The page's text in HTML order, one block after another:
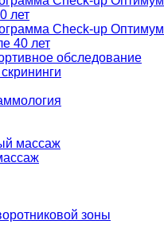
лет
Check-up Оптимум
40 лет
обследование
массаж
зоны